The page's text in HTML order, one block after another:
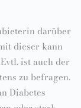
darüber
dieser kann
ist auch der
zu befragen.
Diabetes